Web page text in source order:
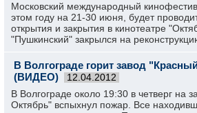
Московский международный
этом году на 21-30 июня, будет
открытия и закрытия в кинотеатре
"Пушкинский" закрылся на
В Волгограде горит завод
(ВИДЕО)
12.04.2012
В Волгограде около 19:30 в четверг на
Октябрь" вспыхнул пожар. Все